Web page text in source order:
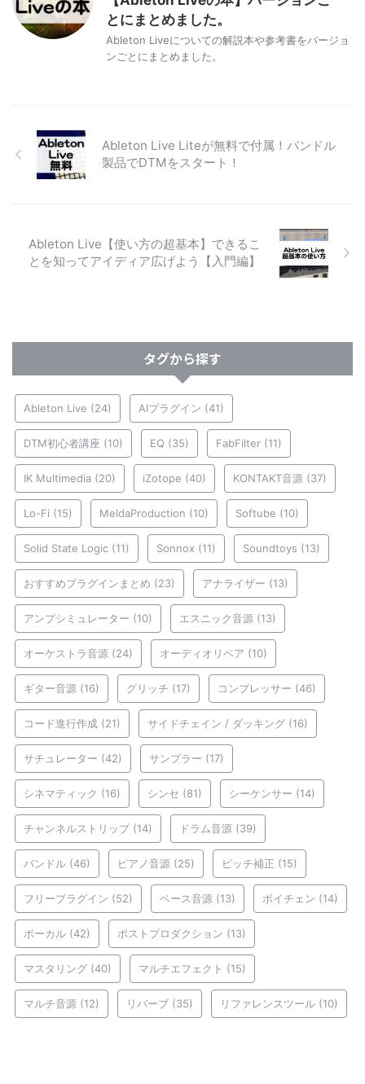
とにまとめました。
Ableton Liveについての解説本や参考書をバージョ
ンごとにまとめました。
Ableton Live Liteが無料で付属！バンドル
製品でDTMをスタート！
Ableton Live【使い方の超基本】できるこ
とを知ってアイディア広げよう【入門編】
タグから探す
Ableton Live (24) AIプラグイン (41)
DTM初心者講座 (10) EQ (35) FabFilter (11)
IK Multimedia (20) iZotope (40) KONTAKT音源 (37)
Lo-Fi (15) MeldaProduction (10) Softube (10)
Solid State Logic (11) Sonnox (11) Soundtoys (13)
おすすめプラグインまとめ (23) アナライザー (13)
アンプシミュレーター (10) エスニック音源 (13)
オーケストラ音源 (24) オーディオリペア (10)
ギター音源 (16) グリッチ (17) コンプレッサー (46)
コード進行作成 (21) サイドチェイン / ダッキング (16)
サチュレーター (42) サンプラー (17)
シネマティック (16) シンセ (81) シーケンサー (14)
チャンネルストリップ(14) ドラム音源 (39)
バンドル (46) ピアノ音源 (25) ピッチ補正 (15)
フリープラグイン (52) ベース音源 (13) ボイチェン (14)
ボーカル (42) ポストプロダクション (13)
マスタリング (40) マルチエフェクト (15)
マルチ音源 (12) リバーブ (35) リファレンスツール (10)